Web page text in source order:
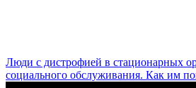
Люди с дистрофией в стационарных
социального обслуживания. Как им